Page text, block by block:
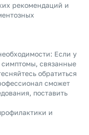
рекомендаций и
Если у
симптомы, связанные
обратиться
сможет
поставить
и